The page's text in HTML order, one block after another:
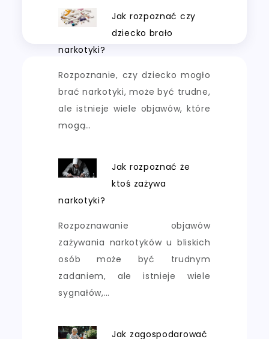
Jak rozpoznać czy
dziecko brało
narkotyki?
Rozpoznanie, czy dziecko mogło
brać narkotyki, może być trudne,
ale istnieje wiele objawów, które
mogą…
Jak rozpoznać że
ktoś zażywa
narkotyki?
Rozpoznawanie objawów
zażywania narkotyków u bliskich
osób może być trudnym
zadaniem, ale istnieje wiele
sygnałów,…
Jak zagospodarować